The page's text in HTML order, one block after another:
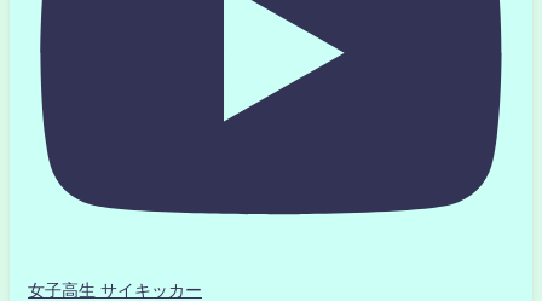
女子高生 サイキッカー